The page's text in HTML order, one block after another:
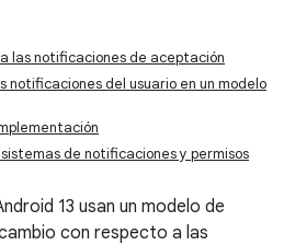
las notificaciones de aceptación
notificaciones del usuario en un modelo
de notificaciones y permisos
13 usan un modelo de
con respecto a las